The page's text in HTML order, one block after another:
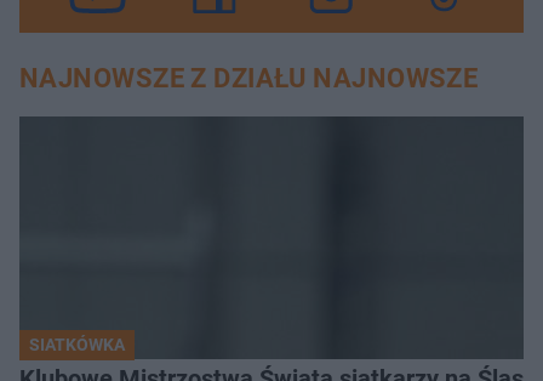
NAJNOWSZE Z DZIAŁU NAJNOWSZE
SIATKÓWKA